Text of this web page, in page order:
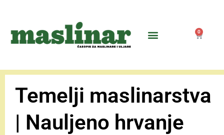
0
Temelji maslinarstva
| Nauljeno hrvanje